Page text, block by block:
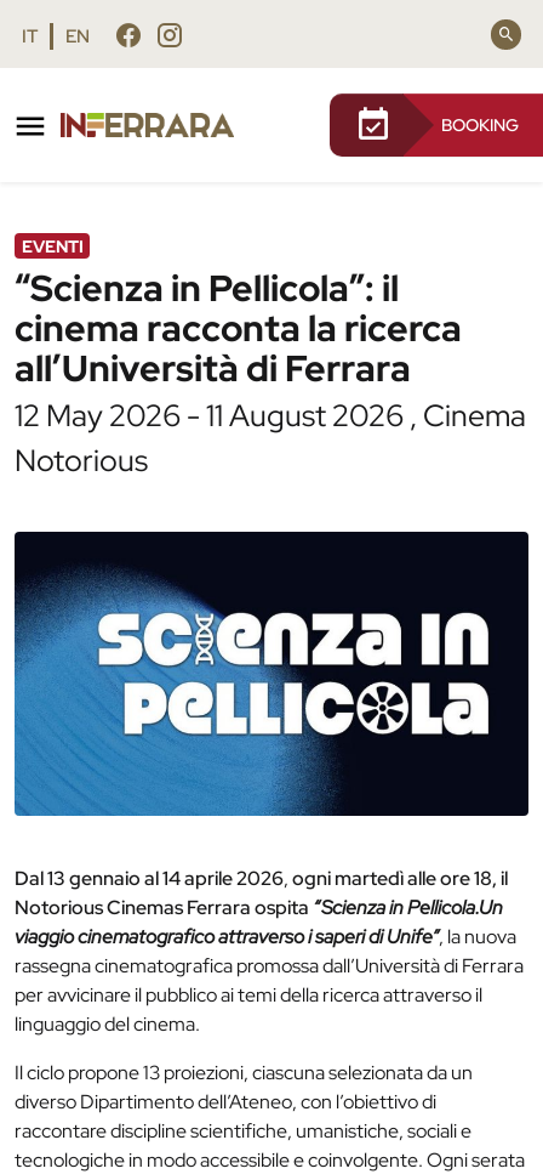
Vai al contenuto principale
Vai al footer
IT EN
BOOKING
“Scienza in Pellicola”: il cinema racconta la
EVENTI
“Scienza in Pellicola”: il
cinema racconta la ricerca
all’Università di Ferrara
12 May 2026 - 11 August 2026 , Cinema
Notorious
Dal 13 gennaio al 14 aprile 2026,ogni martedì alle ore 18,il
Notorious Cinemas Ferrara ospita “Scienza in Pellicola.Un
viaggio cinematografico attraverso i saperi di Unife”, la nuova
rassegna cinematografica promossa dall’Università di Ferrara
per avvicinare il pubblico ai temi della ricerca attraverso il
linguaggio del cinema.
Il ciclo propone 13 proiezioni, ciascuna selezionata da un
diverso Dipartimento dell’Ateneo, con l’obiettivo di
raccontare discipline scientifiche, umanistiche, sociali e
tecnologiche in modo accessibile e coinvolgente. Ogni serata